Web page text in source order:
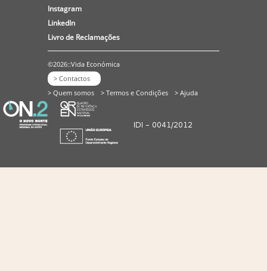
Instagram
LinkedIn
Livro de Reclamações
©2026::Vida Económica
> Contactos
> Quem somos
> Termos e Condições > Ajuda